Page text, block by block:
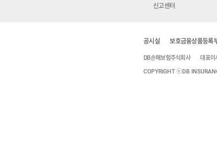
신고센터
공시실 보호금융상품등록
DB손해보험주식회사 대표이
COPYRIGHT ⓒDB